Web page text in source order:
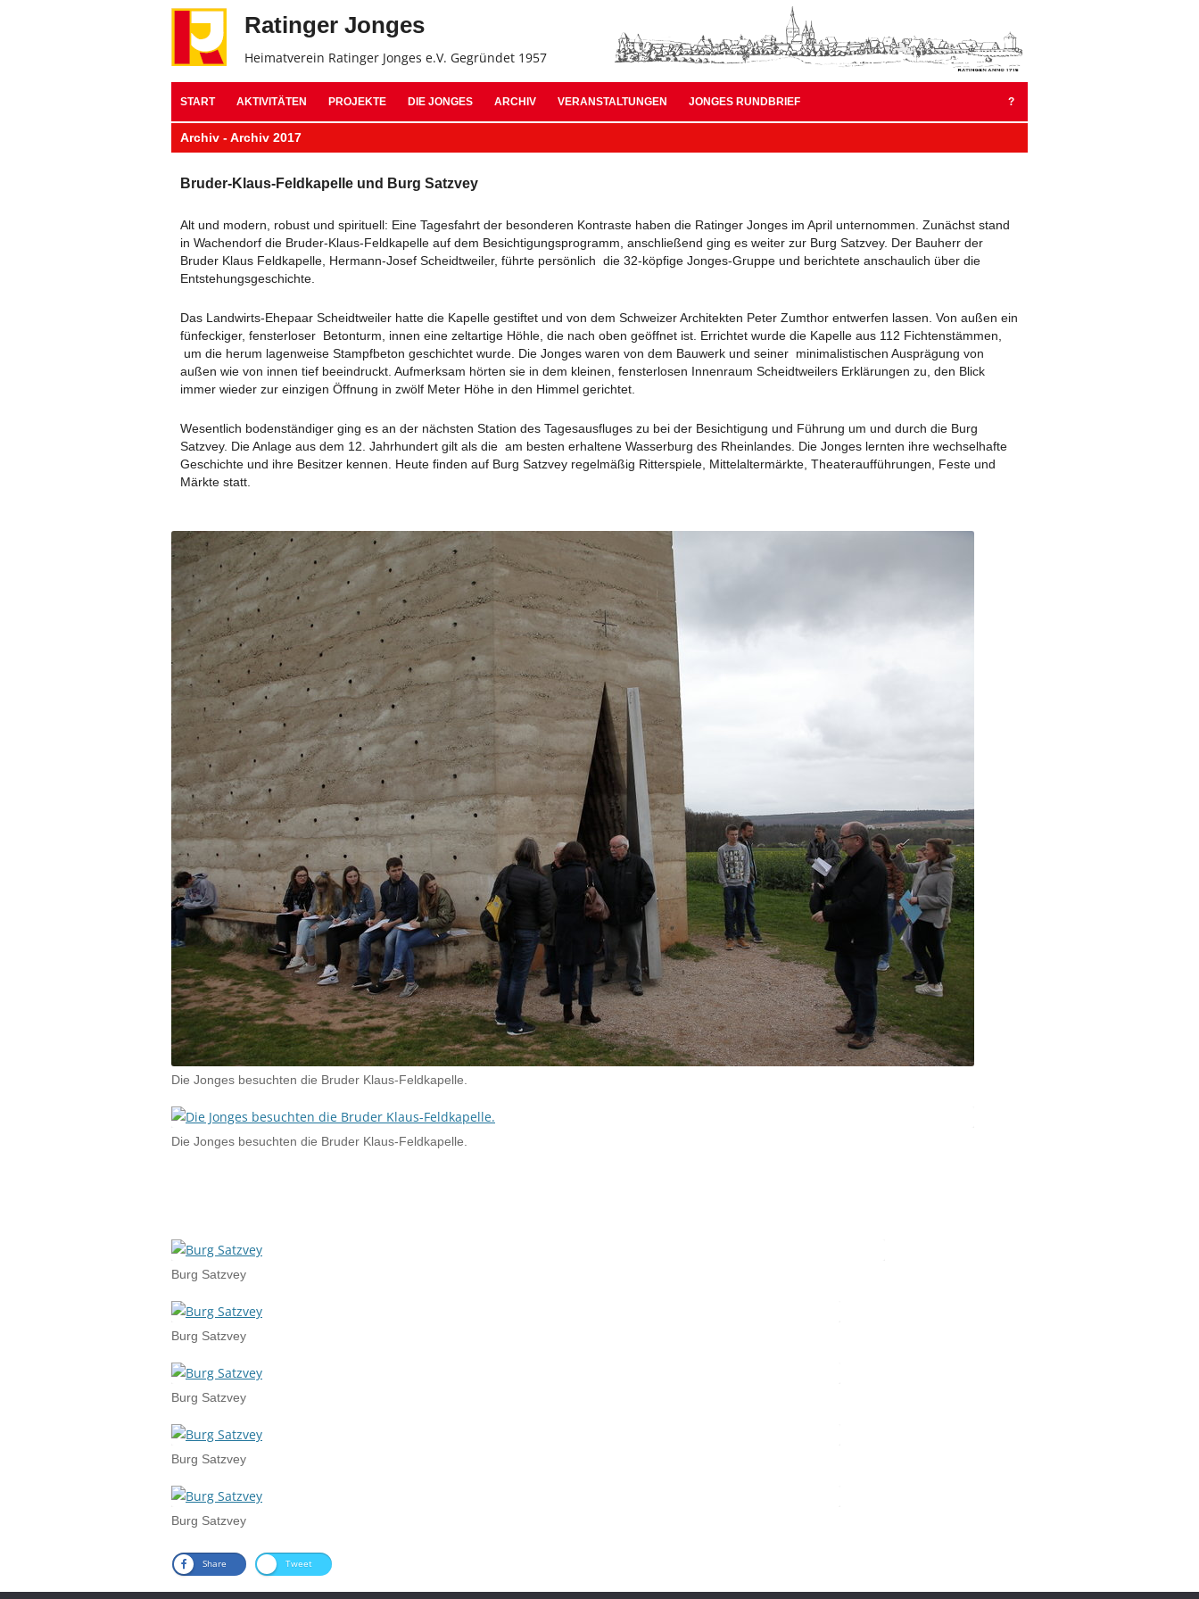
Ratinger Jonges
Heimatverein Ratinger Jonges e.V. Gegründet 1957
Zum
Inhalt
springen
START AKTIVITÄTEN PROJEKTE DIE JONGES ARCHIV
ARCHIV 2023
ARCHIV 2021
ARCHIV 2020
ARCHIV 2019
ARCHIV 2018
ARCHIV 2017
ARCHIV 2015
ARCHIV 2014
ARCHIV 2013
ARCHIV 2012
ARCHIV 2011 UND ÄLTER
VERANSTALTUNGEN JONGES RUNDBRIEF
AUSGABE 08 – OKTOBER 2021
AUSGABE 06 – JANUAR 2020
AUSGABE 05 – SEPTEMBER 2019
AUSGABE 03 – JANUAR 2019
AUSGABE 02 – JULI 2018
?
​Archiv - Archiv 2017
​Bruder-Klaus-Feldkapelle und Burg Satzvey
Alt und modern, robust und spirituell: Eine Tagesfahrt der besonderen Kontraste haben die Ratinger Jonges im April unternommen. Zunächst stand
in Wachendorf die Bruder-Klaus-Feldkapelle auf dem Besichtigungsprogramm, anschließend ging es weiter zur Burg Satzvey. Der Bauherr der
Bruder Klaus Feldkapelle, Hermann-Josef Scheidtweiler, führte persönlich die 32-köpfige Jonges-Gruppe und berichtete anschaulich über die
Entstehungsgeschichte.
Das Landwirts-Ehepaar Scheidtweiler hatte die Kapelle gestiftet und von dem Schweizer Architekten Peter Zumthor entwerfen lassen. Von außen ein
fünfeckiger, fensterloser Betonturm, innen eine zeltartige Höhle, die nach oben geöffnet ist. Errichtet wurde die Kapelle aus 112 Fichtenstämmen,
um die herum lagenweise Stampfbeton geschichtet wurde. Die Jonges waren von dem Bauwerk und seiner minimalistischen Ausprägung von
außen wie von innen tief beeindruckt. Aufmerksam hörten sie in dem kleinen, fensterlosen Innenraum Scheidtweilers Erklärungen zu, den Blick
immer wieder zur einzigen Öffnung in zwölf Meter Höhe in den Himmel gerichtet.
Wesentlich bodenständiger ging es an der nächsten Station des Tagesausfluges zu bei der Besichtigung und Führung um und durch die Burg
Satzvey. Die Anlage aus dem 12. Jahrhundert gilt als die am besten erhaltene Wasserburg des Rheinlandes. Die Jonges lernten ihre wechselhafte
Geschichte und ihre Besitzer kennen. Heute finden auf Burg Satzvey regelmäßig Ritterspiele, Mittelaltermärkte, Theateraufführungen, Feste und
Märkte statt.
Die Jonges besuchten die Bruder Klaus-Feldkapelle.
Die Jonges besuchten die Bruder Klaus-Feldkapelle.
Burg Satzvey
Burg Satzvey
Burg Satzvey
Burg Satzvey
Burg Satzvey
Share Tweet